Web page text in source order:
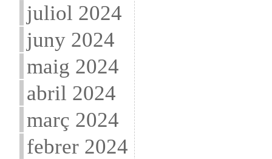
juliol 2024
juny 2024
maig 2024
abril 2024
març 2024
febrer 2024